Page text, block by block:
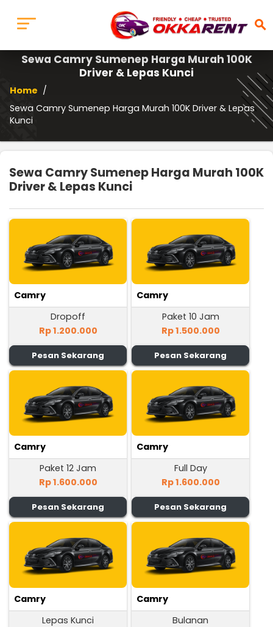
search
Sewa Camry Sumenep Harga Murah 100K
Driver & Lepas Kunci
Home /
Sewa Camry Sumenep Harga Murah 100K Driver & Lepas
Kunci
Sewa Camry Sumenep Harga Murah 100K
Driver & Lepas Kunci
Camry
Dropoff
Rp 1.200.000
Pesan Sekarang
Camry
Paket 10 Jam
Rp 1.500.000
Pesan Sekarang
Camry
Paket 12 Jam
Rp 1.600.000
Pesan Sekarang
Camry
Full Day
Rp 1.600.000
Pesan Sekarang
Camry
Lepas Kunci
Camry
Bulanan